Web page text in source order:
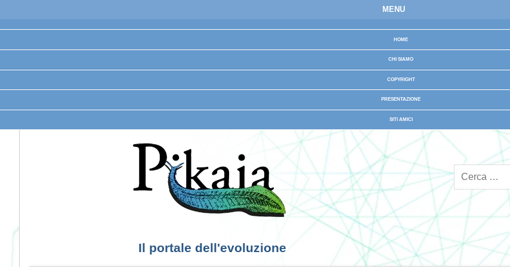
MENU
HOME
CHI SIAMO
COPYRIGHT
PRESENTAZIONE
SITI AMICI
Il portale dell'evoluzione